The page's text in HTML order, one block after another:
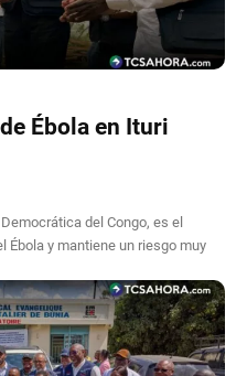
Ébola en Ituri
del Congo, es el
Ébola y mantiene un riesgo muy